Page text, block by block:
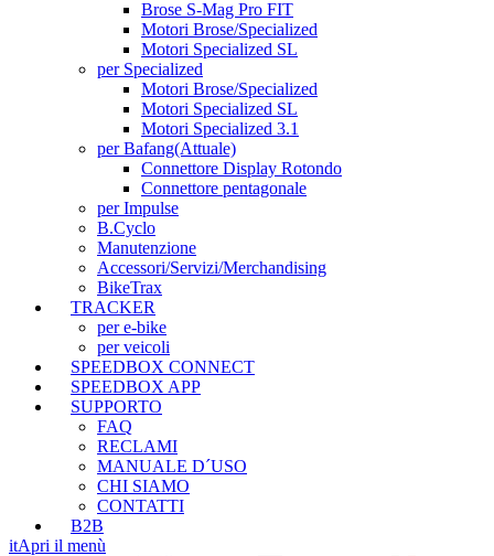
Brose S-Mag Pro FIT
Motori Brose/Specialized
Motori Specialized SL
per Specialized
Motori Brose/Specialized
Motori Specialized SL
Motori Specialized 3.1
per Bafang(Attuale)
Connettore Display Rotondo
Connettore pentagonale
per Impulse
B.Cyclo
Manutenzione
Accessori/Servizi/Merchandising
BikeTrax
TRACKER
per e-bike
per veicoli
SPEEDBOX CONNECT
SPEEDBOX APP
SUPPORTO
FAQ
RECLAMI
MANUALE D´USO
CHI SIAMO
CONTATTI
B2B
itApri il menù